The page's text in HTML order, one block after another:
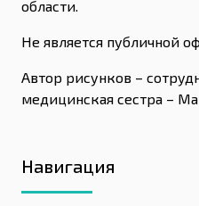
области.
Не является публичной
Автор рисунков –
медицинская сестра –
Навигация